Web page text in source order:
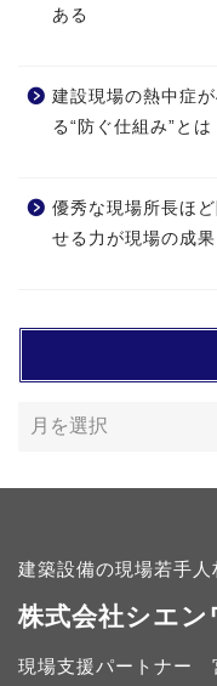
ある
建設現場の熱中症
る“防ぐ仕組み”とは
優秀な現場所長ほ
せる力が現場の成
建築設備の現場若手人
株式会社シエン
現場支援パートナー